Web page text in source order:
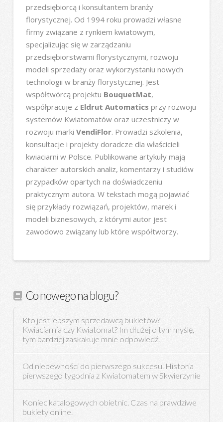
przedsiębiorcą i konsultantem branży
florystycznej. Od 1994 roku prowadzi własne
firmy związane z rynkiem kwiatowym,
specjalizując się w zarządzaniu
przedsiębiorstwami florystycznymi, rozwoju
modeli sprzedaży oraz wykorzystaniu nowych
technologii w branży florystycznej. Jest
współtwórcą projektu BouquetMat,
współpracuje z Eldrut Automatics przy rozwoju
systemów Kwiatomatów oraz uczestniczy w
rozwoju marki VendiFlor. Prowadzi szkolenia,
konsultacje i projekty doradcze dla właścicieli
kwiaciarni w Polsce. Publikowane artykuły mają
charakter autorskich analiz, komentarzy i studiów
przypadków opartych na doświadczeniu
praktycznym autora. W tekstach mogą pojawiać
się przykłady rozwiązań, projektów, marek i
modeli biznesowych, z którymi autor jest
zawodowo związany lub które współtworzy.
Co nowego na blogu?
Kto jest lepszym sprzedawcą bukietów?
Kwiaciarnia czy Kwiatomat? Im dłużej o tym myślę,
tym bardziej zaskakuje mnie odpowiedź.
Od niepewności do pierwszego sukcesu. Historia
pierwszego tygodnia z Kwiatomatem w Skwierzynie
Koniec katalogowych obietnic. Czas na prawdziwe
bukiety online.